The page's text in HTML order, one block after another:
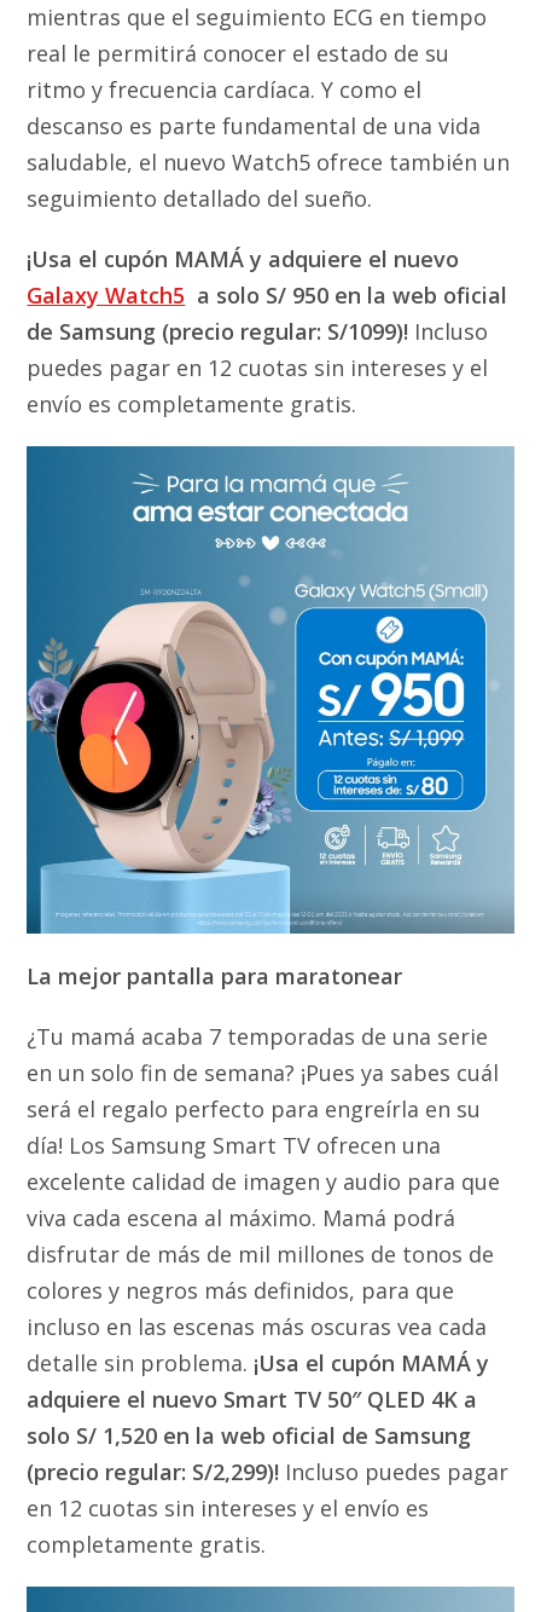
mientras que el seguimiento ECG en tiempo
real le permitirá conocer el estado de su
ritmo y frecuencia cardíaca. Y como el
descanso es parte fundamental de una vida
saludable, el nuevo Watch5 ofrece también un
seguimiento detallado del sueño.
¡Usa el cupón MAMÁ y adquiere el nuevo
Galaxy Watch5 a solo S/ 950 en la web oficial
de Samsung (precio regular: S/1099)! Incluso
puedes pagar en 12 cuotas sin intereses y el
envío es completamente gratis.
La mejor pantalla para maratonear
¿Tu mamá acaba 7 temporadas de una serie
en un solo fin de semana? ¡Pues ya sabes cuál
será el regalo perfecto para engreírla en su
día! Los Samsung Smart TV ofrecen una
excelente calidad de imagen y audio para que
viva cada escena al máximo. Mamá podrá
disfrutar de más de mil millones de tonos de
colores y negros más definidos, para que
incluso en las escenas más oscuras vea cada
detalle sin problema. ¡Usa el cupón MAMÁ y
adquiere el nuevo Smart TV 50″ QLED 4K a
solo S/ 1,520 en la web oficial de Samsung
(precio regular: S/2,299)! Incluso puedes pagar
en 12 cuotas sin intereses y el envío es
completamente gratis.